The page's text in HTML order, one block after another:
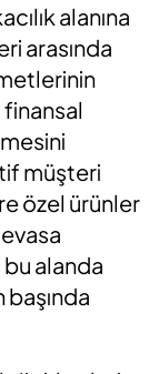
alanına
arasında
müşteri
özel ürünler
alanda
başında